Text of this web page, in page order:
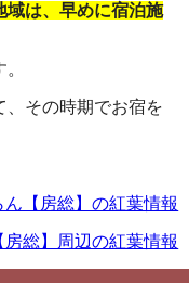
域は、早めに宿泊施
、その時期でお宿を
ん【房総】の紅葉情報
総】周辺の紅葉情報